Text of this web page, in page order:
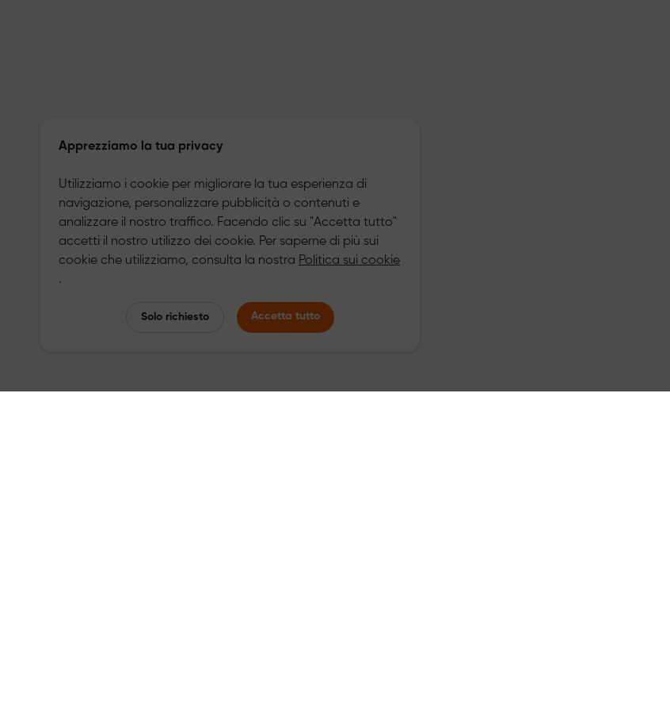
Apprezziamo la tua privacy
Utilizziamo i cookie per migliorare la tua esperienza di
navigazione, personalizzare pubblicità o contenuti e
analizzare il nostro traffico. Facendo clic su "Accetta tutto"
accetti il nostro utilizzo dei cookie. Per saperne di più sui
cookie che utilizziamo, consulta la nostra Politica sui cookie
.
Solo richiesto Accetta tutto